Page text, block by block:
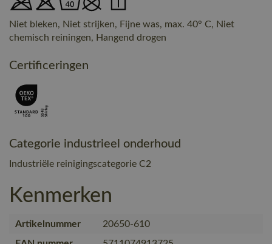
Niet bleken, Niet strijken, Fijne was, max. 40° C, Niet
chemisch reiningen, Hangend drogen
Certificeringen
Categorie industrieel onderhoud
Industriële reinigingscategorie C2
Kenmerken
Artikelnummer
20650-610